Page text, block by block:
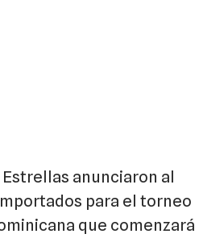
anunciaron al
para el torneo
que comenzará